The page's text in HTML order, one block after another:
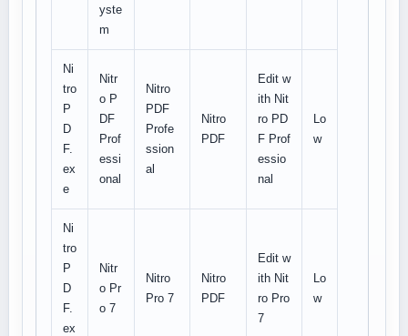
yste
m
Ni
tro
P
D
F.
ex
e
Nitr
o P
DF
Prof
essi
onal
Nitro
PDF
Profe
ssion
al
Nitro
PDF
Edit w
ith Nit
ro PD
F Prof
essio
nal
Lo
w
Ni
tro
P
D
F.
ex
Nitr
o Pr
o 7
Nitro
Pro 7
Nitro
PDF
Edit w
ith Nit
ro Pro
7
Lo
w